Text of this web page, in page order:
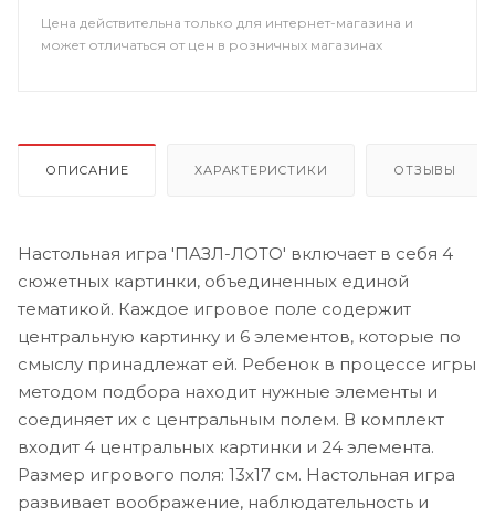
Цена действительна только для интернет-магазина и
может отличаться от цен в розничных магазинах
ОПИСАНИЕ ХАРАКТЕРИСТИКИ ОТЗЫВЫ
Настольная игра 'ПАЗЛ-ЛОТО' включает в себя 4
сюжетных картинки, объединенных единой
тематикой. Каждое игровое поле содержит
центральную картинку и 6 элементов, которые по
смыслу принадлежат ей. Ребенок в процессе игры
методом подбора находит нужные элементы и
соединяет их с центральным полем. В комплект
входит 4 центральных картинки и 24 элемента.
Размер игрового поля: 13х17 см. Настольная игра
развивает воображение, наблюдательность и